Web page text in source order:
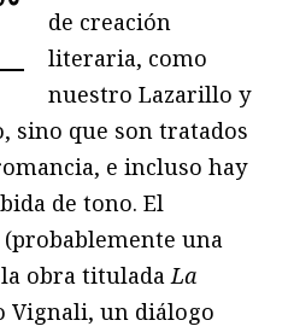
de creación
literaria, como
nuestro Lazarillo y
sino que son tratados
e incluso hay
de tono. El
una
la obra tituladaLa
Vignali, un diálogo